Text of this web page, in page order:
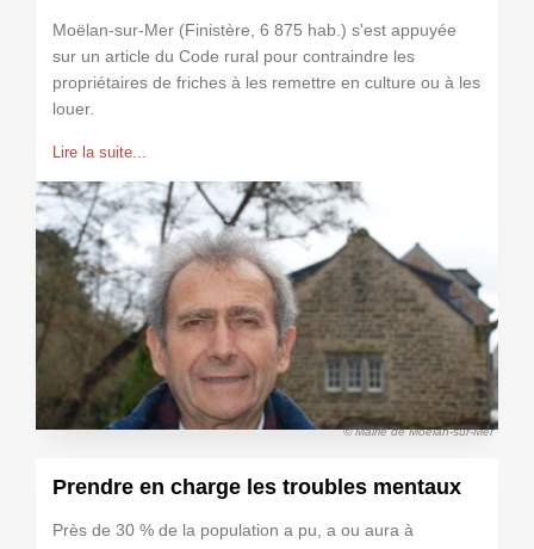
Moëlan-sur-Mer (Finistère, 6 875 hab.) s'est appuyée
sur un article du Code rural pour contraindre les
propriétaires de friches à les remettre en culture ou à les
louer.
Lire la suite...
© Mairie de Moëlan-sur-Mer
Prendre en charge les troubles mentaux
Près de 30 % de la population a pu, a ou aura à